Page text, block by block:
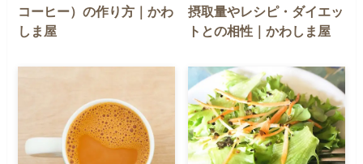
コーヒー）の作り方｜かわ
しま屋
摂取量やレシピ・ダイエッ
トとの相性｜かわしま屋